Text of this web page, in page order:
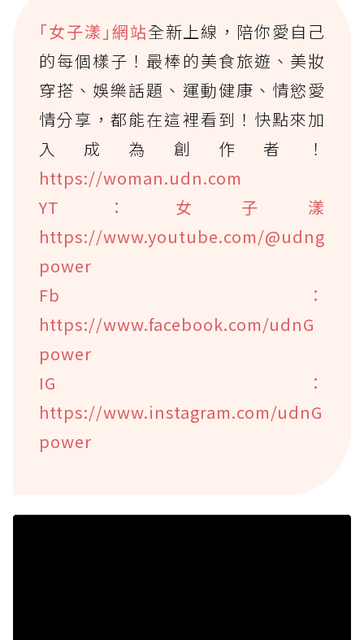
｢女子漾｣網站全新上線，陪你愛自己
的每個樣子！最棒的美食旅遊、美妝
穿搭、娛樂話題、運動健康、情慾愛
情分享，都能在這裡看到！快點來加
入成為創作者！
https://woman.udn.com
YT：女子漾
https://www.youtube.com/@udng
power
Fb：
https://www.facebook.com/udnG
power
IG：
https://www.instagram.com/udnG
power